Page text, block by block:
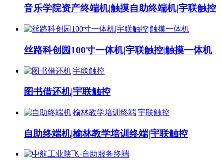
音乐学院资产终端机|触摸自助终端机|宇联触控
丝路科创园100寸一体机|宇联触控|触摸一体机
图书借还机|宇联触控
自助终端机|榆林教学培训终端|宇联触控